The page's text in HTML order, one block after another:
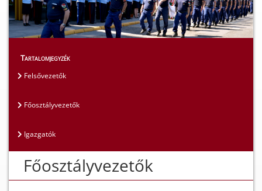
Tartalomjegyzék
Felsővezetők
Főosztályvezetők
Igazgatók
Főosztályvezetők